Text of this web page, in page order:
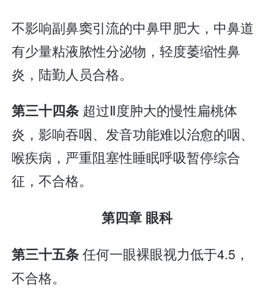
不影响副鼻窦引流的中鼻甲肥大，中鼻道
有少量粘液脓性分泌物，轻度萎缩性鼻
炎，陆勤人员合格。
第三十四条 超过Ⅱ度肿大的慢性扁桃体
炎，影响吞咽、发音功能难以治愈的咽、
喉疾病，严重阻塞性睡眠呼吸暂停综合
征，不合格。
第四章 眼科
第三十五条任何一眼裸眼视力低于4.5，
不合格。